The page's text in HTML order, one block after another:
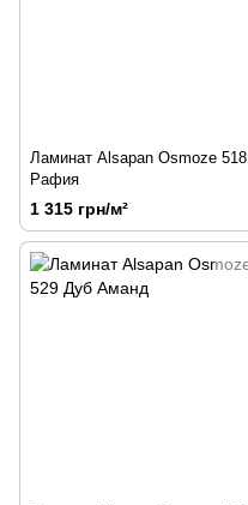
Ламинат Alsapan Osmoze 518
Рафия
1 315 грн/м²